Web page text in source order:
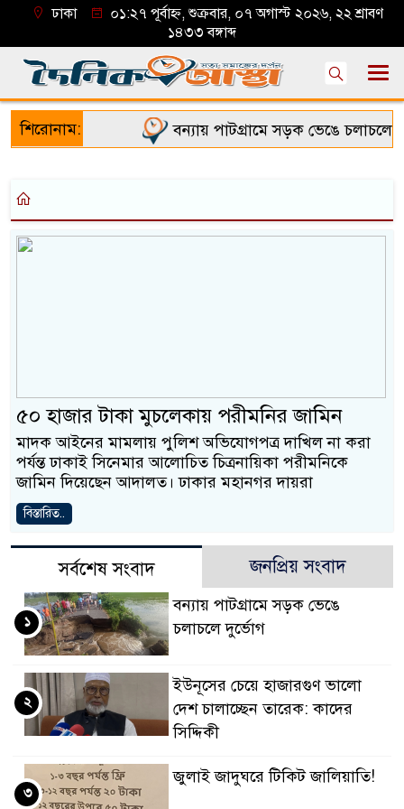
ঢাকা
০১:২৭ পূর্বাহ্ন, শুক্রবার, ০৭ অগাস্ট ২০২৬, ২২ শ্রাবণ
১৪৩৩ বঙ্গাব্দ
শিরোনাম: বন্যায় পাটগ্রামে সড়ক ভেঙে চলাচলে
৫০ হাজার টাকা মুচলেকায় পরীমনির জামিন
মাদক আইনের মামলায় পুলিশ অভিযোগপত্র দাখিল না করা
পর্যন্ত ঢাকাই সিনেমার আলোচিত চিত্রনায়িকা পরীমনিকে
জামিন দিয়েছেন আদালত। ঢাকার মহানগর দায়রা
বিস্তারিত..
সর্বশেষ সংবাদ জনপ্রিয় সংবাদ
বন্যায় পাটগ্রামে সড়ক ভেঙে
চলাচলে দুর্ভোগ
১
ইউনূসের চেয়ে হাজারগুণ ভালো
দেশ চালাচ্ছেন তারেক: কাদের
সিদ্দিকী
২
জুলাই জাদুঘরে টিকিট জালিয়াতি!
৩